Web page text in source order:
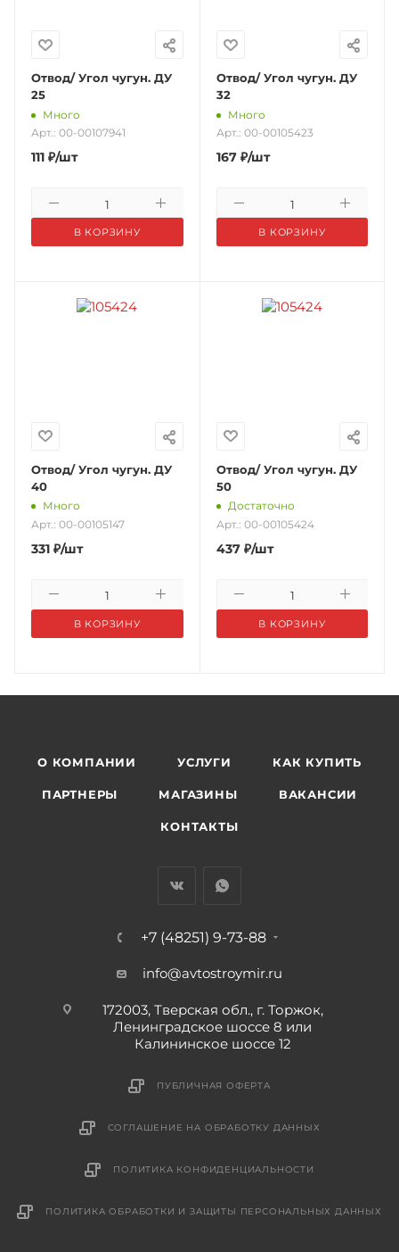
Отвод/ Угол чугун. ДУ
25
Много
Арт.: 00-00107941
111 ₽/шт
В КОРЗИНУ
Отвод/ Угол чугун. ДУ
32
Много
Арт.: 00-00105423
167₽/шт
В КОРЗИНУ
Отвод/ Угол чугун. ДУ
40
Много
Арт.: 00-00105147
331 ₽/шт
В КОРЗИНУ
Отвод/ Угол чугун. ДУ
50
Достаточно
Арт.: 00-00105424
437₽/шт
В КОРЗИНУ
О КОМПАНИИ УСЛУГИ КАК КУПИТЬ
ПАРТНЕРЫ МАГАЗИНЫ ВАКАНСИИ
КОНТАКТЫ
+7 (48251) 9-73-88
info@avtostroymir.ru
172003, Тверская обл., г. Торжок,
Ленинградское шоссе 8 или
Калининское шоссе 12
ПУБЛИЧНАЯ ОФЕРТА
СОГЛАШЕНИЕ НА ОБРАБОТКУ ДАННЫХ
ПОЛИТИКА КОНФИДЕНЦИАЛЬНОСТИ
ПОЛИТИКА ОБРАБОТКИ И ЗАЩИТЫ ПЕРСОНАЛЬНЫХ ДАННЫХ